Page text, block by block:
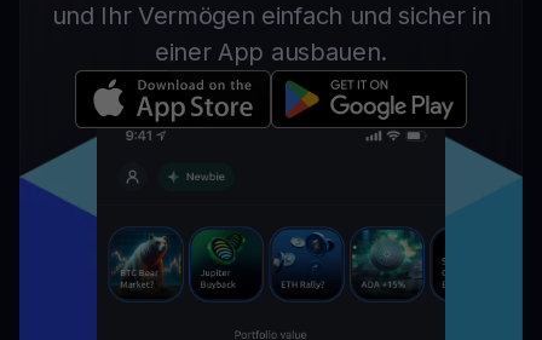
und Ihr Vermögen einfach und sicher in
einer App ausbauen.